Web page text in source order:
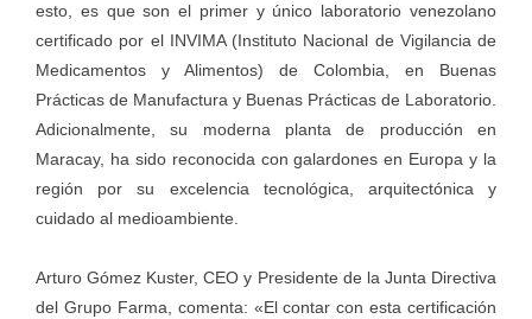
esto, es que son el primer y único laboratorio venezolano
certificado por el INVIMA (Instituto Nacional de Vigilancia de
Medicamentos y Alimentos) de Colombia, en Buenas
Prácticas de Manufactura y Buenas Prácticas de Laboratorio.
Adicionalmente, su moderna planta de producción en
Maracay, ha sido reconocida con galardones en Europa y la
región por su excelencia tecnológica, arquitectónica y
cuidado al medioambiente.
Arturo Gómez Kuster, CEO y Presidente de la Junta Directiva
del Grupo Farma, comenta: «El contar con esta certificación